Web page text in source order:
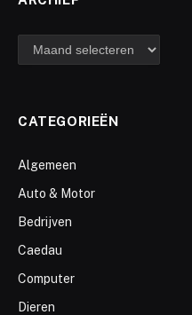
archief
CATEGORIEËN
Algemeen
Auto & Motor
Bedrijven
Caedau
Computer
Dieren